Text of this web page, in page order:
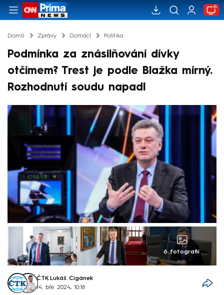
Domů Zprávy Domácí Politika
Podmínka za znásilňování dívky
otčímem? Trest je podle Blažka mírný.
Rozhodnutí soudu napadl
6 fotografií
ČTK, Lukáš Cigánek
14. bře 2024, 10:18